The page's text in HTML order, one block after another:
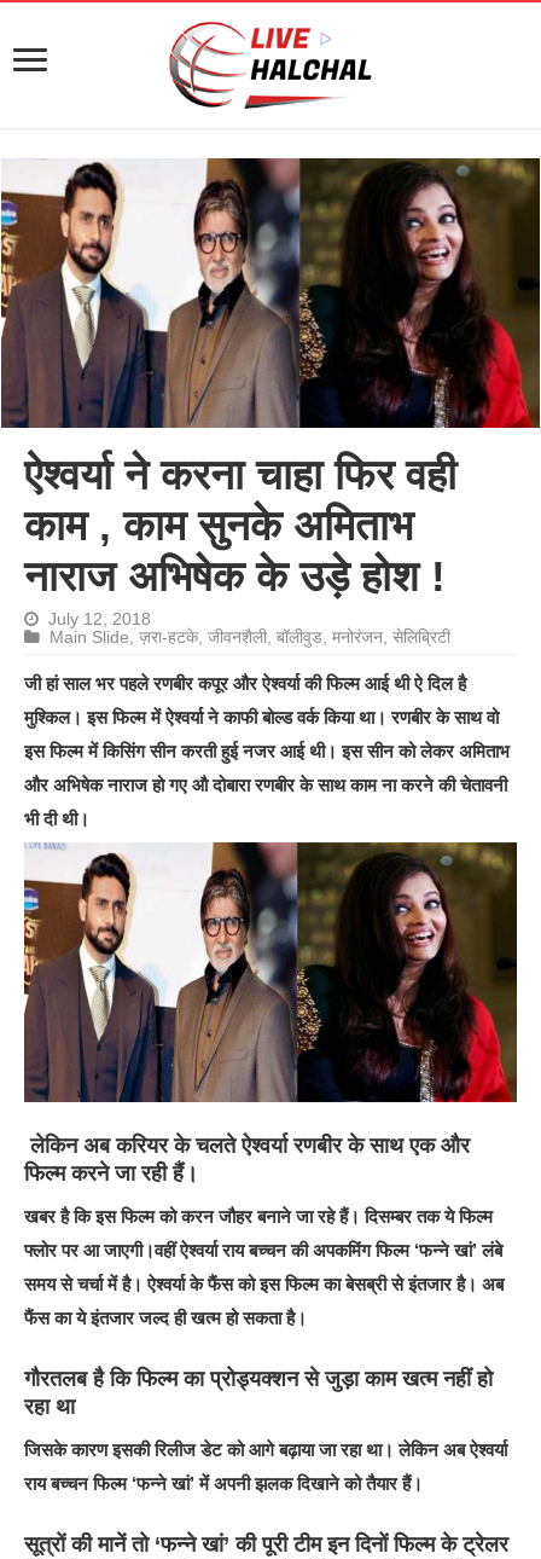
ऐश्वर्या ने करना चाहा फिर वही
काम , काम सुनके अमिताभ
नाराज अभिषेक के उड़े होश !
July 12, 2018
Main Slide ,ज़रा-हटके,जीवनशैली ,बॉलीवुड ,मनोरंजन ,सेलिब्रिटी
जी हां साल भर पहले रणबीर कपूर और ऐश्वर्या की फिल्म आई थी ऐ दिल है
मुश्किल। इस फिल्म में ऐश्वर्या ने काफी बोल्ड वर्क किया था। रणबीर के साथ वो
इस फिल्म में किसिंग सीन करती हुई नजर आई थी। इस सीन को लेकर अमिताभ
और अभिषेक नाराज हो गए औ दोबारा रणबीर के साथ काम ना करने की चेतावनी
भी दी थी।
लेकिन अब करियर के चलते ऐश्वर्या रणबीर के साथ एक और
फिल्म करने जा रही हैं।
खबर है कि इस फिल्म को करन जौहर बनाने जा रहे हैं। दिसम्बर तक ये फिल्म
फ्लोर पर आ जाएगी।वहीं ऐश्वर्या राय बच्चन की अपकमिंग फिल्म ‘फन्ने खां’ लंबे
समय से चर्चा में है। ऐश्वर्या के फैंस को इस फिल्म का बेसब्री से इंतजार है। अब
फैंस का ये इंतजार जल्द ही खत्म हो सकता है।
गौरतलब है कि फिल्म का प्रोड्यक्शन से जुड़ा काम खत्म नहीं हो
रहा था
जिसके कारण इसकी रिलीज डेट को आगे बढ़ाया जा रहा था। लेकिन अब ऐश्वर्या
राय बच्चन फिल्म ‘फन्ने खां’ में अपनी झलक दिखाने को तैयार हैं।
सूत्रों की मानें तो ‘फन्ने खां’ की पूरी टीम इन दिनों फिल्म के ट्रेलर